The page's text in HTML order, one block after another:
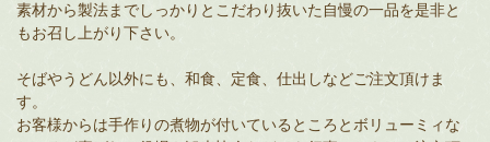
素材から製法までしっかりとこだわり抜いた自慢の一品を是非と
もお召し上がり下さい。
そばやうどん以外にも、和食、定食、仕出しなどご注文頂けま
す。
お客様からは手作りの煮物が付いているところとボリューミィな